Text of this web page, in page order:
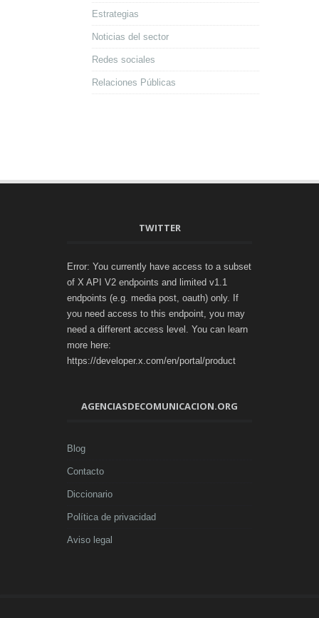
Estrategias
Noticias del sector
Redes sociales
Relaciones Públicas
TWITTER
Error: You currently have access to a subset
of X API V2 endpoints and limited v1.1
endpoints (e.g. media post, oauth) only. If
you need access to this endpoint, you may
need a different access level. You can learn
more here:
https://developer.x.com/en/portal/product
AGENCIASDECOMUNICACION.ORG
Blog
Contacto
Diccionario
Política de privacidad
Aviso legal